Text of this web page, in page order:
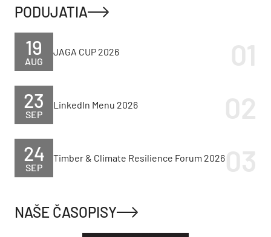
PODUJATIA
AUG
19 JAGA CUP 2026
SEP
23 LinkedIn Menu 2026
SEP
24 Timber & Climate Resilience Forum 2026
NAŠE ČASOPISY